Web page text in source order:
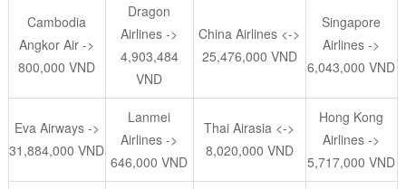
Cambodia
Angkor Air ->
800,000 VND
Dragon
Airlines ->
4,903,484
VND
China Airlines <->
25,476,000 VND
Singapore
Airlines ->
6,043,000 VND
Eva Airways ->
31,884,000 VND
Lanmei
Airlines ->
646,000 VND
Thai Airasia <->
8,020,000 VND
Hong Kong
Airlines ->
5,717,000 VND